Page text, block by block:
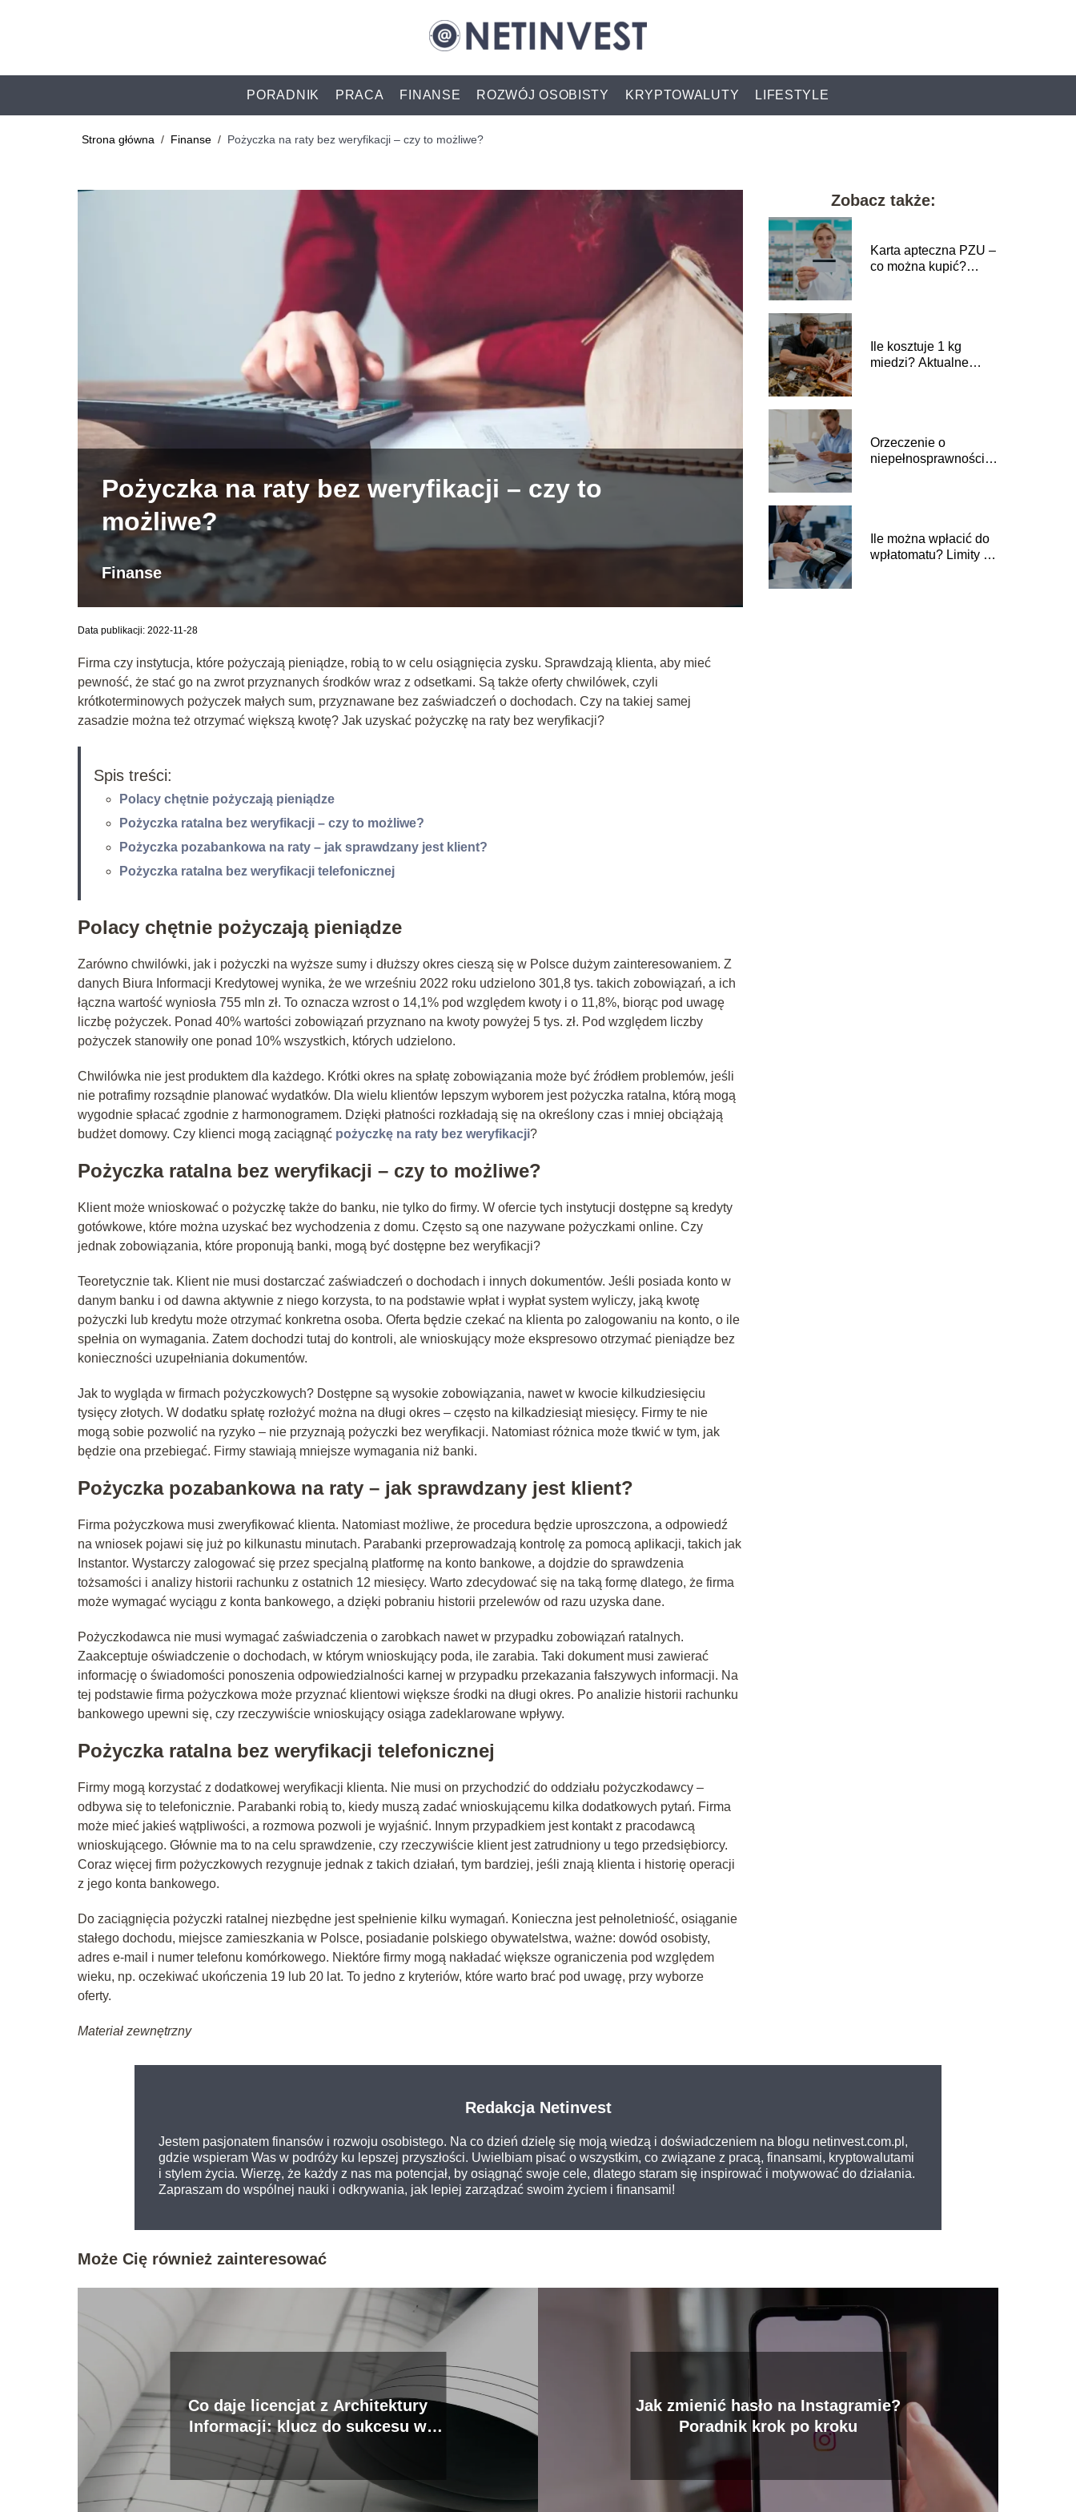
PORADNIK PRACA FINANSE ROZWÓJ OSOBISTY KRYPTOWALUTY LIFESTYLE
Strona główna / Finanse / Pożyczka na raty bez weryfikacji – czy to możliwe?
Pożyczka na raty bez weryfikacji – czy to
możliwe?
Finanse
Data publikacji: 2022-11-28
Firma czy instytucja, które pożyczają pieniądze, robią to w celu osiągnięcia zysku. Sprawdzają klienta, aby mieć
pewność, że stać go na zwrot przyznanych środków wraz z odsetkami. Są także oferty chwilówek, czyli
krótkoterminowych pożyczek małych sum, przyznawane bez zaświadczeń o dochodach. Czy na takiej samej
zasadzie można też otrzymać większą kwotę? Jak uzyskać pożyczkę na raty bez weryfikacji?
Spis treści:
Polacy chętnie pożyczają pieniądze
Pożyczka ratalna bez weryfikacji – czy to możliwe?
Pożyczka pozabankowa na raty – jak sprawdzany jest klient?
Pożyczka ratalna bez weryfikacji telefonicznej
Polacy chętnie pożyczają pieniądze
Zarówno chwilówki, jak i pożyczki na wyższe sumy i dłuższy okres cieszą się w Polsce dużym zainteresowaniem. Z
danych Biura Informacji Kredytowej wynika, że we wrześniu 2022 roku udzielono 301,8 tys. takich zobowiązań, a ich
łączna wartość wyniosła 755 mln zł. To oznacza wzrost o 14,1% pod względem kwoty i o 11,8%, biorąc pod uwagę
liczbę pożyczek. Ponad 40% wartości zobowiązań przyznano na kwoty powyżej 5 tys. zł. Pod względem liczby
pożyczek stanowiły one ponad 10% wszystkich, których udzielono.
Chwilówka nie jest produktem dla każdego. Krótki okres na spłatę zobowiązania może być źródłem problemów, jeśli
nie potrafimy rozsądnie planować wydatków. Dla wielu klientów lepszym wyborem jest pożyczka ratalna, którą mogą
wygodnie spłacać zgodnie z harmonogramem. Dzięki płatności rozkładają się na określony czas i mniej obciążają
budżet domowy. Czy klienci mogą zaciągnąć pożyczkę na raty bez weryfikacji?
Pożyczka ratalna bez weryfikacji – czy to możliwe?
Klient może wnioskować o pożyczkę także do banku, nie tylko do firmy. W ofercie tych instytucji dostępne są kredyty
gotówkowe, które można uzyskać bez wychodzenia z domu. Często są one nazywane pożyczkami online. Czy
jednak zobowiązania, które proponują banki, mogą być dostępne bez weryfikacji?
Teoretycznie tak. Klient nie musi dostarczać zaświadczeń o dochodach i innych dokumentów. Jeśli posiada konto w
danym banku i od dawna aktywnie z niego korzysta, to na podstawie wpłat i wypłat system wyliczy, jaką kwotę
pożyczki lub kredytu może otrzymać konkretna osoba. Oferta będzie czekać na klienta po zalogowaniu na konto, o ile
spełnia on wymagania. Zatem dochodzi tutaj do kontroli, ale wnioskujący może ekspresowo otrzymać pieniądze bez
konieczności uzupełniania dokumentów.
Jak to wygląda w firmach pożyczkowych? Dostępne są wysokie zobowiązania, nawet w kwocie kilkudziesięciu
tysięcy złotych. W dodatku spłatę rozłożyć można na długi okres – często na kilkadziesiąt miesięcy. Firmy te nie
mogą sobie pozwolić na ryzyko – nie przyznają pożyczki bez weryfikacji. Natomiast różnica może tkwić w tym, jak
będzie ona przebiegać. Firmy stawiają mniejsze wymagania niż banki.
Pożyczka pozabankowa na raty – jak sprawdzany jest klient?
Firma pożyczkowa musi zweryfikować klienta. Natomiast możliwe, że procedura będzie uproszczona, a odpowiedź
na wniosek pojawi się już po kilkunastu minutach. Parabanki przeprowadzają kontrolę za pomocą aplikacji, takich jak
Instantor. Wystarczy zalogować się przez specjalną platformę na konto bankowe, a dojdzie do sprawdzenia
tożsamości i analizy historii rachunku z ostatnich 12 miesięcy. Warto zdecydować się na taką formę dlatego, że firma
może wymagać wyciągu z konta bankowego, a dzięki pobraniu historii przelewów od razu uzyska dane.
Pożyczkodawca nie musi wymagać zaświadczenia o zarobkach nawet w przypadku zobowiązań ratalnych.
Zaakceptuje oświadczenie o dochodach, w którym wnioskujący poda, ile zarabia. Taki dokument musi zawierać
informację o świadomości ponoszenia odpowiedzialności karnej w przypadku przekazania fałszywych informacji. Na
tej podstawie firma pożyczkowa może przyznać klientowi większe środki na długi okres. Po analizie historii rachunku
bankowego upewni się, czy rzeczywiście wnioskujący osiąga zadeklarowane wpływy.
Pożyczka ratalna bez weryfikacji telefonicznej
Firmy mogą korzystać z dodatkowej weryfikacji klienta. Nie musi on przychodzić do oddziału pożyczkodawcy –
odbywa się to telefonicznie. Parabanki robią to, kiedy muszą zadać wnioskującemu kilka dodatkowych pytań. Firma
może mieć jakieś wątpliwości, a rozmowa pozwoli je wyjaśnić. Innym przypadkiem jest kontakt z pracodawcą
wnioskującego. Głównie ma to na celu sprawdzenie, czy rzeczywiście klient jest zatrudniony u tego przedsiębiorcy.
Coraz więcej firm pożyczkowych rezygnuje jednak z takich działań, tym bardziej, jeśli znają klienta i historię operacji
z jego konta bankowego.
Do zaciągnięcia pożyczki ratalnej niezbędne jest spełnienie kilku wymagań. Konieczna jest pełnoletniość, osiąganie
stałego dochodu, miejsce zamieszkania w Polsce, posiadanie polskiego obywatelstwa, ważne: dowód osobisty,
adres e-mail i numer telefonu komórkowego. Niektóre firmy mogą nakładać większe ograniczenia pod względem
wieku, np. oczekiwać ukończenia 19 lub 20 lat. To jedno z kryteriów, które warto brać pod uwagę, przy wyborze
oferty.
Materiał zewnętrzny
Zobacz także:
Karta apteczna PZU –
co można kupić?
Ile kosztuje 1 kg
miedzi? Aktualne
Orzeczenie o
niepełnosprawności w
Ile można wpłacić do
wpłatomatu? Limity i
Redakcja Netinvest
Jestem pasjonatem finansów i rozwoju osobistego. Na co dzień dzielę się moją wiedzą i doświadczeniem na blogu netinvest.com.pl,
gdzie wspieram Was w podróży ku lepszej przyszłości. Uwielbiam pisać o wszystkim, co związane z pracą, finansami, kryptowalutami
i stylem życia. Wierzę, że każdy z nas ma potencjał, by osiągnąć swoje cele, dlatego staram się inspirować i motywować do działania.
Zapraszam do wspólnej nauki i odkrywania, jak lepiej zarządzać swoim życiem i finansami!
Może Cię również zainteresować
Co daje licencjat z Architektury
Informacji: klucz do sukcesu w
branży
Jak zmienić hasło na Instagramie?
Poradnik krok po kroku